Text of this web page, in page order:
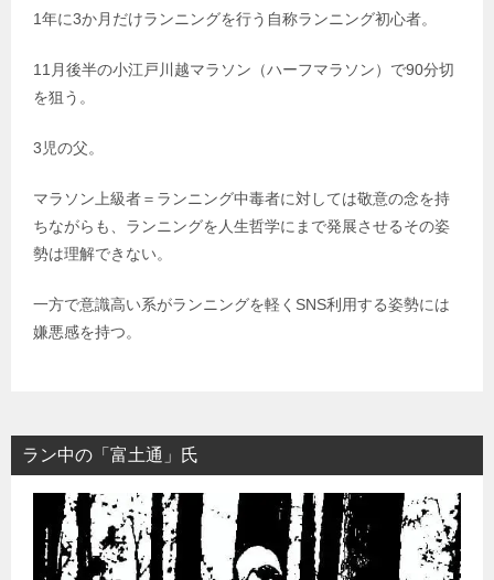
1年に3か月だけランニングを行う自称ランニング初心者。
11月後半の小江戸川越マラソン（ハーフマラソン）で90分切
を狙う。
3児の父。
マラソン上級者＝ランニング中毒者に対しては敬意の念を持
ちながらも、ランニングを人生哲学にまで発展させるその姿
勢は理解できない。
一方で意識高い系がランニングを軽くSNS利用する姿勢には
嫌悪感を持つ。
ラン中の「富土通」氏